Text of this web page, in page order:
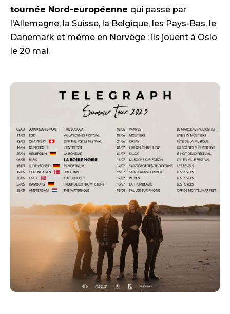
tournée Nord-européenne qui passe par
l'Allemagne, la Suisse, la Belgique, les Pays-Bas, le
Danemark et même en Norvège : ils jouent à Oslo
le 20 mai.